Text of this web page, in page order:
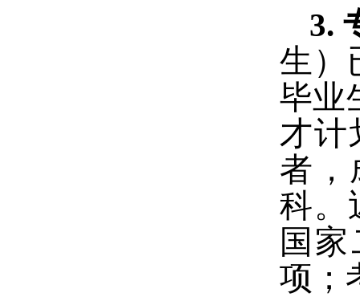
3.
生）
毕业
才计
者，
科。
国
项；